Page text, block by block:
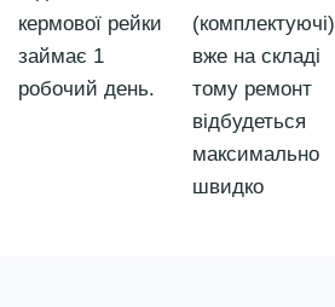
кермової рейки
займає 1
робочий день.
(комплектуючі)
вже на складі
тому ремонт
відбудеться
максимально
швидко